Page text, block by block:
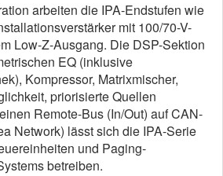
arbeiten die IPA-Endstufen wie
mit 100/70-V-
Low-Z-Ausgang. Die DSP-Sektion
EQ (inklusive
Kompressor, Matrixmischer,
priorisierte Quellen
Remote-Bus (In/Out) auf CAN-
Network) lässt sich die IPA-Serie
und Paging-
betreiben.